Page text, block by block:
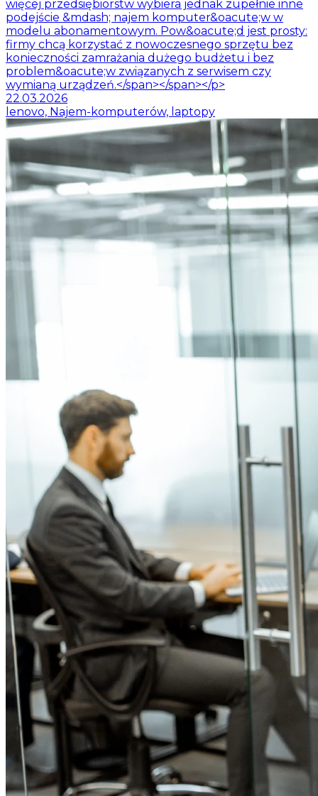
więcej przedsiębiorstw wybiera jednak zupełnie inne
podejście &mdash; najem komputer&oacute;w w
modelu abonamentowym. Pow&oacute;d jest prosty:
firmy chcą korzystać z nowoczesnego sprzętu bez
konieczności zamrażania dużego budżetu i bez
problem&oacute;w związanych z serwisem czy
wymianą urządzeń.</span></span></p>
22.03.2026
lenovo, Najem-komputerów, laptopy